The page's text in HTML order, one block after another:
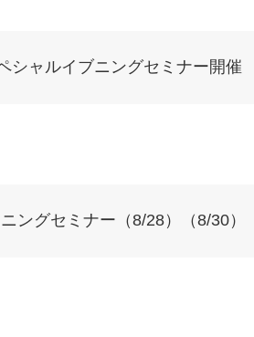
シャルイブニングセミナー開催
ングセミナー（8/28）（8/30）